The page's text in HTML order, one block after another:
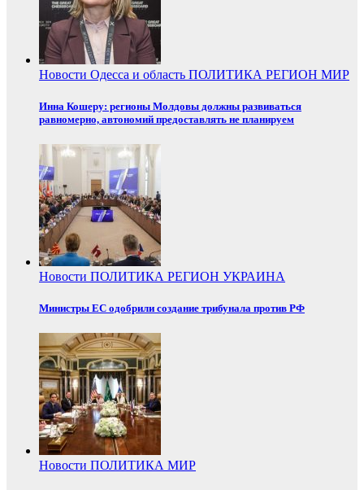
Новости Одесса и область ПОЛИТИКА РЕГИОН МИР
Инна Кошеру: регионы Молдовы должны развиваться
равномерно, автономий предоставлять не планируем
Новости ПОЛИТИКА РЕГИОН УКРАИНА
Министры ЕС одобрили создание трибунала против РФ
Новости ПОЛИТИКА МИР